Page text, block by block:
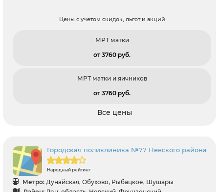
Цены с учетом скидок, льгот и акций
МРТ матки
от 3760 pуб.
МРТ матки и яичников
от 3760 pуб.
Все цены
Городская поликлиника №77 Невского района
Народный рейтинг
Метро: Дунайская, Обухово, Рыбацкое, Шушары